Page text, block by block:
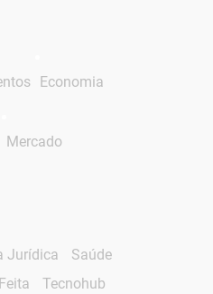
Economia
Mercado
Jurídica
Saúde
Tecnohub